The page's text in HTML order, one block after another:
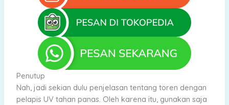
Penutup
Nah, jadi sekian dulu penjelasan tentang toren dengan
pelapis UV tahan panas. Oleh karena itu, gunakan saja